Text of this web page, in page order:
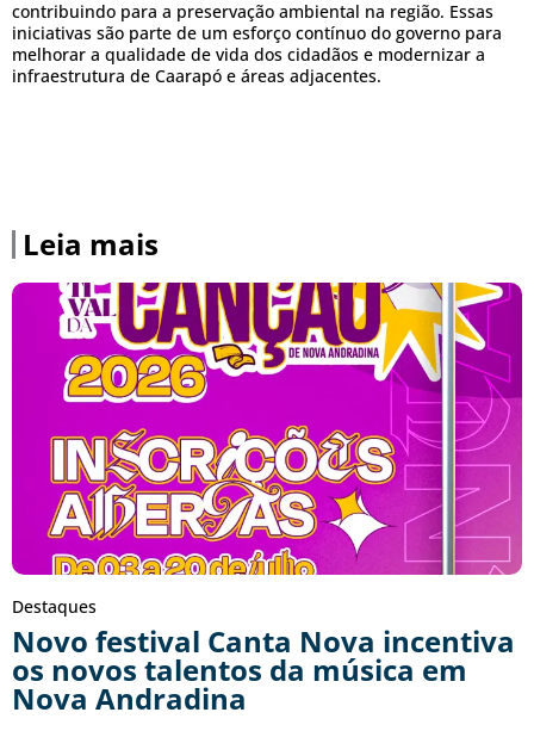
contribuindo para a preservação ambiental na região. Essas
iniciativas são parte de um esforço contínuo do governo para
melhorar a qualidade de vida dos cidadãos e modernizar a
infraestrutura de Caarapó e áreas adjacentes.
Leia mais
Destaques
Novo festival Canta Nova incentiva
os novos talentos da música em
Nova Andradina